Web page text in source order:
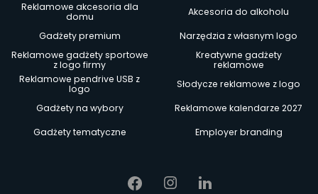
Reklamowe akcesoria dla
domu
Akcesoria do alkoholu
Gadżety premium
Narzędzia z własnym logo
Reklamowe gadżety sportowe
z logo firmy
Kreatywne gadżety
reklamowe
Reklamowe pendrive USB z
logo
Słodycze reklamowe z logo
Gadżety na wybory
Reklamowe kalendarze 2027
Gadżety tematyczne
Employer branding